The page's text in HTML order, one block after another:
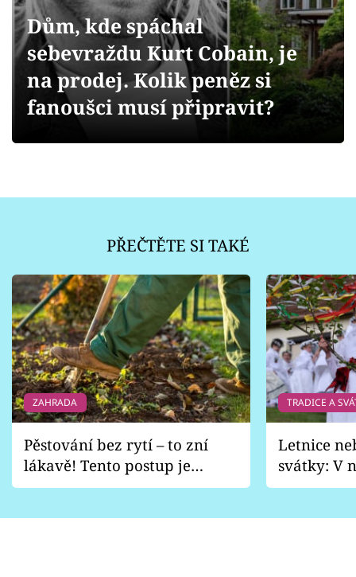
Přihlášení
Sledujte nás
Dům, kde spáchal
sebevraždu Kurt Cobain, je
na prodej. Kolik peněz si
fanoušci musí připravit?
PŘEČTĚTE SI TAKÉ
ZAHRADA
Pěstování bez rytí – to zní
lákavě! Tento postup je
vhodný jen pro některé
TRADICE A
Letnice
svátky: V
pondělí